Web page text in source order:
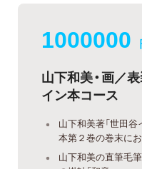
1000000
山下和美・画／
イン本コース
山下和美著「世田
本第２巻の巻末に
山下和美の直筆毛